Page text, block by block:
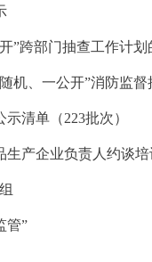
”跨部门抽查工作计划
机、一公开”消防监督
清单（223批次）
生产企业负责人约谈培
管”